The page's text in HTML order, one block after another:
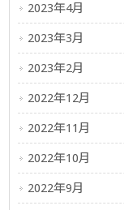
2023年4月
2023年3月
2023年2月
2022年12月
2022年11月
2022年10月
2022年9月